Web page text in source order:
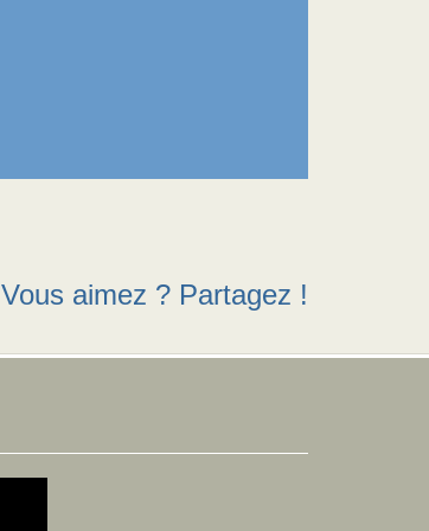
Vous aimez ? Partagez !